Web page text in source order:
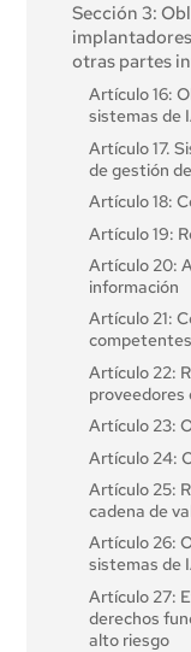
Sección 3:
otras partes
Artículo 16:
sistemas de
Artículo 17.
de gestión
Artículo 18:
Artículo 19:
Artículo 20:
información
Artículo 21:
competentes
Artículo 22:
proveedores
Artículo 23:
Artículo 24:
Artículo 25:
cadena de
Artículo 26:
sistemas de
Artículo 27:
derechos
alto riesgo